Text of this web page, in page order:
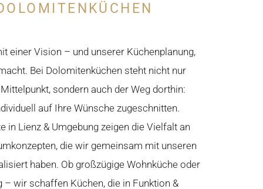
einer Vision – und unserer Küchenplanung,
Bei Dolomitenküchen steht nicht nur
sondern auch der Weg dorthin:
auf Ihre Wünsche zugeschnitten.
in Lienz & Umgebung zeigen die Vielfalt an
die wir gemeinsam mit unseren
haben. Ob großzügige Wohnküche oder
wir schaffen Küchen, die in Funktion &